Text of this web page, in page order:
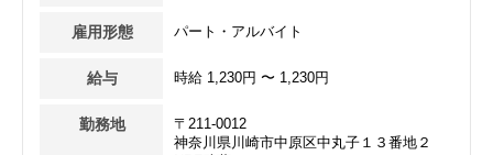
雇用形態 パート・アルバイト
給与 時給 1,230円 〜 1,230円
勤務地
〒211-0012
神奈川県川崎市中原区中丸子１３番地２